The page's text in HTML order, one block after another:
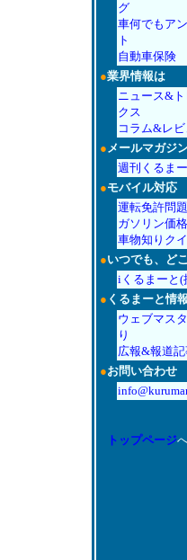
グ
車何でもア
ト
自動車保険
●業界情報は
ニュース&ト
クス
コラム&レ
●メールマガジ
週刊くるま
●モバイル対応
運転免許問
ガソリン価
車物知りク
●いつでも、ど
iくるまーと(
● くるまーと情報
ウェブマス
り
広報&報道
●お問い合わせ
トップページ